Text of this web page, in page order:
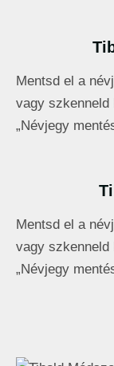
Mentsd el a
vagy szkenneld
„Névjegy
Mentsd el a
vagy szkenneld
„Névjegy